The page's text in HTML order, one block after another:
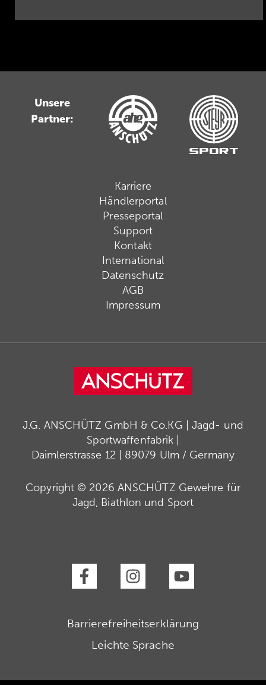
Unsere
Partner:
Karriere
Händlerportal
Presseportal
Support
Kontakt
International
Datenschutz
AGB
Impressum
J.G. ANSCHÜTZ GmbH & Co.KG | Jagd- und
Sportwaffenfabrik |
Daimlerstrasse 12 | 89079 Ulm / Germany
Copyright © 2026 ANSCHÜTZ Gewehre für
Jagd, Biathlon und Sport
Barrierefreiheitserklärung
Leichte Sprache